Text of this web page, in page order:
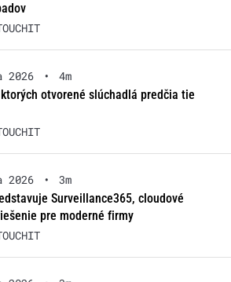
2026 •
4m
otvorené slúchadlá predčia tie
2026 •
3m
Surveillance365, cloudové
pre moderné firmy